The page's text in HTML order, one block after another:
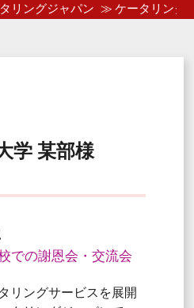
リングジャパン ケータリング
学 某部様
での謝恩会・交流会
リングサービスを展開